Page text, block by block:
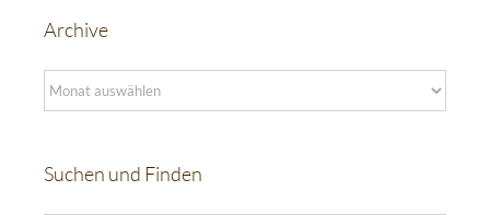
Archive
Archive
Suchen und Finden